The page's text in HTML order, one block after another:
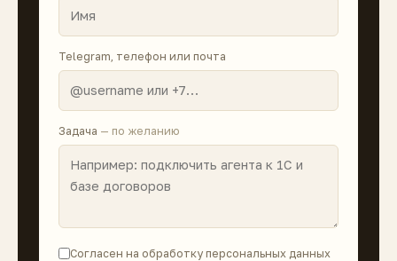
Telegram, телефон или почта
Задача — по желанию
Согласен на обработку персональных данных